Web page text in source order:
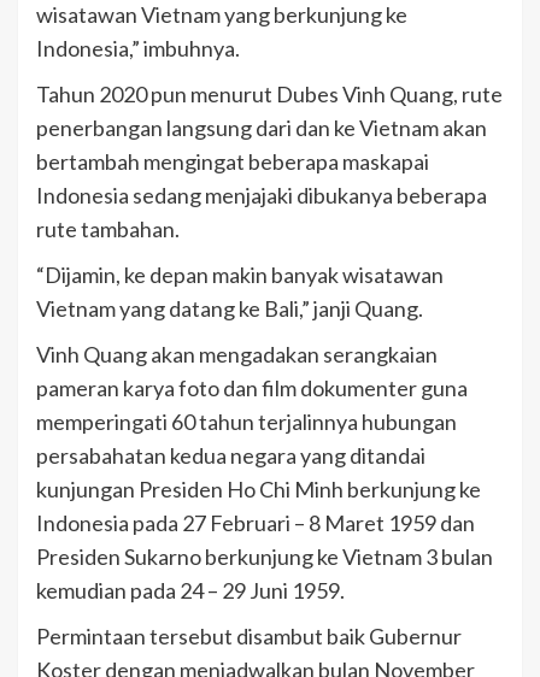
wisatawan Vietnam yang berkunjung ke
Indonesia,” imbuhnya.
Tahun 2020 pun menurut Dubes Vinh Quang, rute
penerbangan langsung dari dan ke Vietnam akan
bertambah mengingat beberapa maskapai
Indonesia sedang menjajaki dibukanya beberapa
rute tambahan.
“Dijamin, ke depan makin banyak wisatawan
Vietnam yang datang ke Bali,” janji Quang.
Vinh Quang akan mengadakan serangkaian
pameran karya foto dan film dokumenter guna
memperingati 60 tahun terjalinnya hubungan
persabahatan kedua negara yang ditandai
kunjungan Presiden Ho Chi Minh berkunjung ke
Indonesia pada 27 Februari – 8 Maret 1959 dan
Presiden Sukarno berkunjung ke Vietnam 3 bulan
kemudian pada 24 – 29 Juni 1959.
Permintaan tersebut disambut baik Gubernur
Koster dengan menjadwalkan bulan November